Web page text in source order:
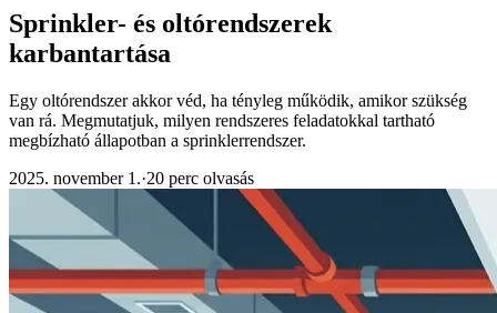
Sprinkler- és oltórendszerek
karbantartása
Egy oltórendszer akkor véd, ha tényleg működik, amikor szükség
van rá. Megmutatjuk, milyen rendszeres feladatokkal tartható
megbízható állapotban a sprinklerrendszer.
2025. november 1.·20 perc olvasás